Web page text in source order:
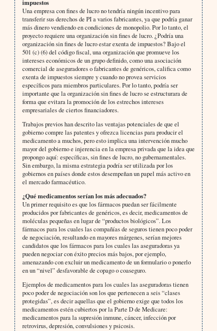
impuestos
Una empresa con fines de lucro no tendría ningún incentivo para
transferir sus derechos de PI a varios fabricantes, ya que podría ganar
más dinero vendiendo en condiciones de monopolio. Por lo tanto, el
proyecto requiere una organización sin fines de lucro. ¿Podría una
organización sin fines de lucro estar exenta de impuestos? Bajo el
501 (c) (6) del código fiscal, una organización que promueve los
intereses económicos de un grupo definido, como una asociación
comercial de aseguradores o fabricantes de genéricos, califica como
exenta de impuestos siempre y cuando no provea servicios
específicos para miembros particulares. Por lo tanto, podría ser
importante que la organización sin fines de lucro se estructurara de
forma que evitara la promoción de los estrechos intereses
empresariales de ciertos financiadores.
Trabajos previos han descrito las ventajas potenciales de que el
gobierno compre las patentes y ofrezca licencias para producir el
medicamento a muchos, pero esto implica una intervención mucho
mayor del gobierno e injerencia en la empresa privada que la idea que
propongo aquí: específicas, sin fines de lucro, no gubernamentales.
Sin embargo, la misma estrategia podría ser utilizada por los
gobiernos en países donde estos desempeñan un papel más activo en
el mercado farmacéutico.
¿Qué medicamentos serían los más adecuados?
Un primer requisito es que los fármacos puedan ser fácilmente
producidos por fabricantes de genéricos, es decir, medicamentos de
moléculas pequeñas en lugar de “productos biológicos”. Los
fármacos para los cuales las compañías de seguros tienen poco poder
de negociación, resultando en mayores márgenes, serían mejores
candidatos que los fármacos para los cuales las aseguradoras ya
pueden negociar con éxito precios más bajos, por ejemplo,
amenazando con excluir un medicamento de un formulario o ponerlo
en un “nivel” desfavorable de copago o coaseguro.
Ejemplos de medicamentos para los cuales las aseguradoras tienen
poco poder de negociación son los que pertenecen a seis “clases
protegidas”, es decir aquellas que el gobierno exige que todos los
medicamentos estén cubiertos por la Parte D de Medicare:
medicamentos para la supresión inmune, cáncer, infección por
retrovirus, depresión, convulsiones y psicosis.